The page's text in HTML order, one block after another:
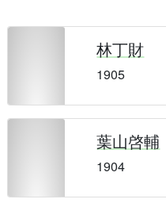
林丁財
1905
葉山啓輔
1904